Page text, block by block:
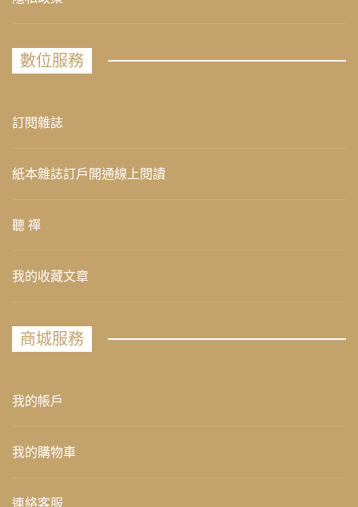
數位服務
訂閱雜誌
紙本雜誌訂戶開通線上閱讀
聽 禪
我的收藏文章
商城服務
我的帳戶
我的購物車
連絡客服